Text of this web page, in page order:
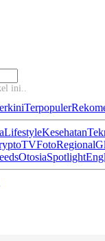
Terpopuler
LifestyleKesehatan
TVFotoRegional
OtosiaSpotlight